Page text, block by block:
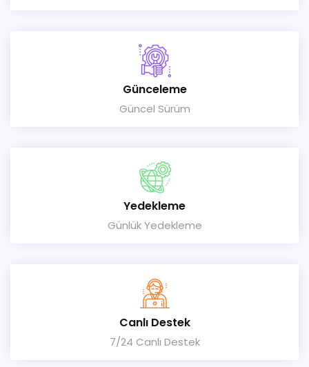
Günceleme
Güncel Sürüm
Yedekleme
Günlük Yedekleme
Canlı Destek
7/24 Canlı Destek